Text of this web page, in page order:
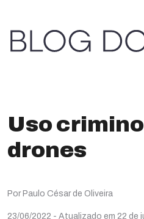
Uso
drones
Por Paulo César de Oliveira
23/06/2022 - Atualizado em 22 de